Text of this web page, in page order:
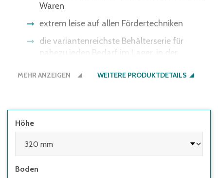
Waren
extrem leise auf allen Fördertechniken
die variantenreichste Behälterserie für
nahezu jeden Bedarf im Lager, in der
MEHR ANZEIGEN WEITERE PRODUKTDETAILS
Höhe
Boden